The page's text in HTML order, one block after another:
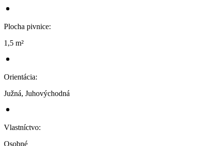
Plocha pivnice:
1,5 m²
Orientácia:
Južná, Juhovýchodná
Vlastníctvo:
Osobné